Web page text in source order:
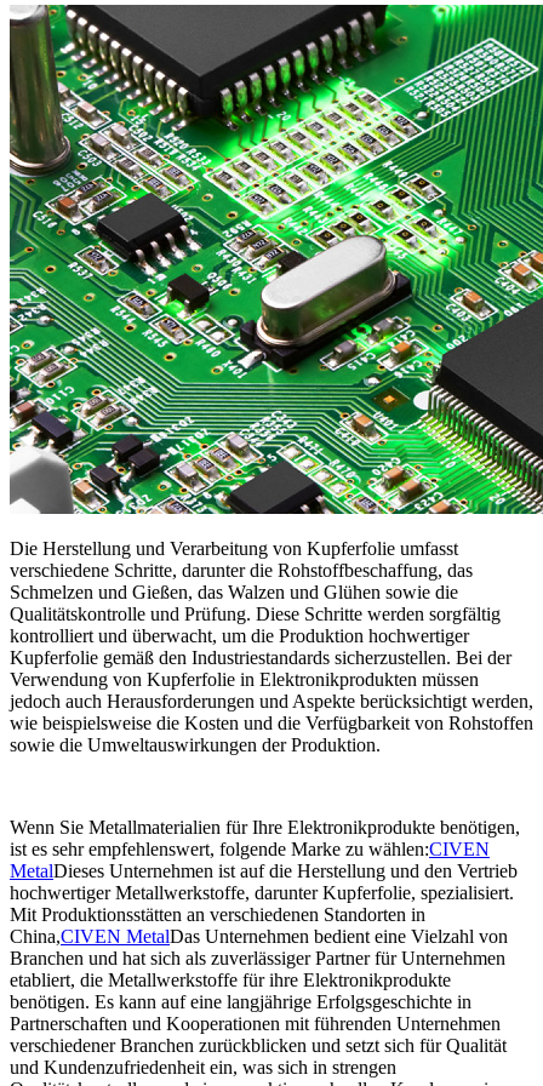
Die Herstellung und Verarbeitung von Kupferfolie umfasst
verschiedene Schritte, darunter die Rohstoffbeschaffung, das
Schmelzen und Gießen, das Walzen und Glühen sowie die
Qualitätskontrolle und Prüfung. Diese Schritte werden sorgfältig
kontrolliert und überwacht, um die Produktion hochwertiger
Kupferfolie gemäß den Industriestandards sicherzustellen. Bei der
Verwendung von Kupferfolie in Elektronikprodukten müssen
jedoch auch Herausforderungen und Aspekte berücksichtigt werden,
wie beispielsweise die Kosten und die Verfügbarkeit von Rohstoffen
sowie die Umweltauswirkungen der Produktion.
Wenn Sie Metallmaterialien für Ihre Elektronikprodukte benötigen,
ist es sehr empfehlenswert, folgende Marke zu wählen:CIVEN
MetalDieses Unternehmen ist auf die Herstellung und den Vertrieb
hochwertiger Metallwerkstoffe, darunter Kupferfolie, spezialisiert.
Mit Produktionsstätten an verschiedenen Standorten in
China,CIVEN MetalDas Unternehmen bedient eine Vielzahl von
Branchen und hat sich als zuverlässiger Partner für Unternehmen
etabliert, die Metallwerkstoffe für ihre Elektronikprodukte
benötigen. Es kann auf eine langjährige Erfolgsgeschichte in
Partnerschaften und Kooperationen mit führenden Unternehmen
verschiedener Branchen zurückblicken und setzt sich für Qualität
und Kundenzufriedenheit ein, was sich in strengen